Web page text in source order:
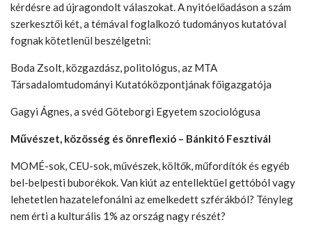
kérdésre ad újragondolt válaszokat. A nyitóelőadáson a szám
szerkesztői két, a témával foglalkozó tudományos kutatóval
fognak kötetlenül beszélgetni:
Boda Zsolt, közgazdász, politológus, az MTA
Társadalomtudományi Kutatóközpontjának főigazgatója
Gagyi Ágnes, a svéd Göteborgi Egyetem szociológusa
Művészet, közösség és önreflexió – Bánkitó Fesztivál
MOMÉ-sok, CEU-sok, művészek, költők, műfordítók és egyéb
bel-belpesti buborékok. Van kiút az entellektüel gettóból vagy
lehetetlen hazatelefonálni az emelkedett szférákból? Tényleg
nem érti a kulturális 1% az ország nagy részét?